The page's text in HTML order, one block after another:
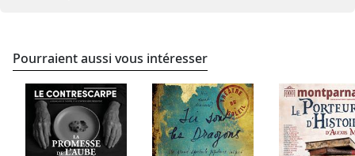
Pourraient aussi vous intéresser